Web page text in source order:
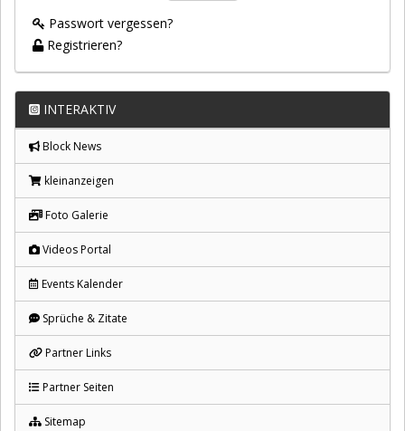
Passwort vergessen?
Registrieren?
INTERAKTIV
Block News
kleinanzeigen
Foto Galerie
Videos Portal
Events Kalender
Sprüche & Zitate
Partner Links
Partner Seiten
Sitemap